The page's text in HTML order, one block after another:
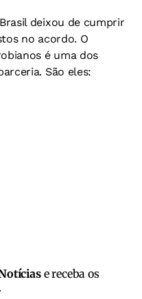
deixou de cumprir
no acordo. O
é uma dos
São eles:
e receba os